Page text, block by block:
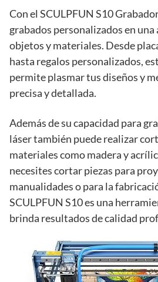
Con el SCULPFUN S10
grabados personalizados en una
objetos y materiales. Desde
hasta regalos personalizados,
permite plasmar tus diseños y
precisa y detallada.
Además de su capacidad para
láser también puede realizar
materiales como madera y
necesites cortar piezas para
manualidades o para la
SCULPFUN S10 es una
brinda resultados de calidad